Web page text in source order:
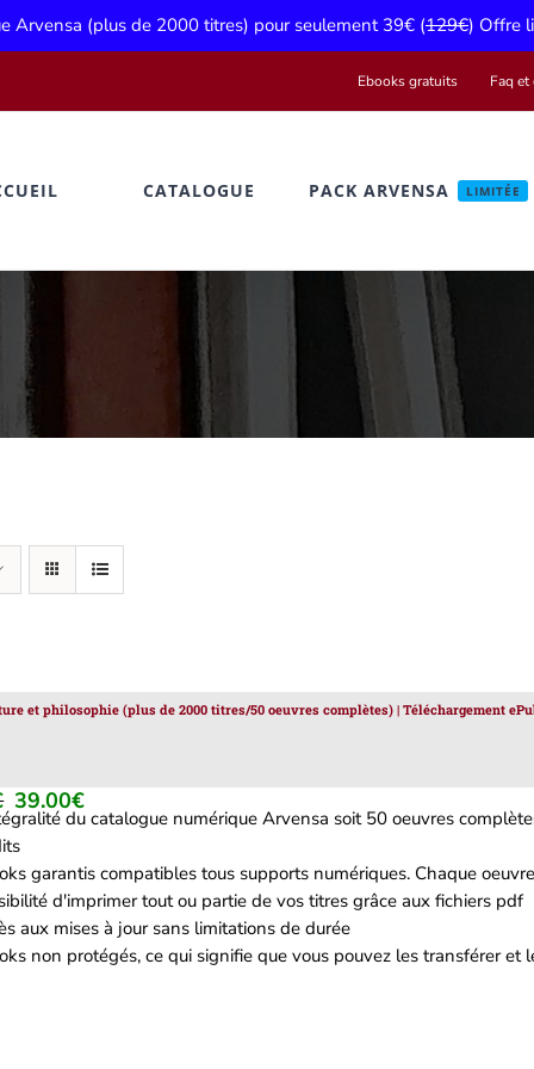
Arvensa (plus de 2000 titres) pour seulement 39€ (129€) Offre
Ebooks gratuits Faq
CATALOGUE PACK ARVENSA LIMITÉE
et philosophie (plus de 2000 titres/50 oeuvres complètes) | Téléchargement
Le
prix
initial
était :
129.00€.
39.00€Le
prix
est :
39.00€.
du catalogue numérique Arvensa soit 50 oeuvres
garantis compatibles tous supports numériques. Chaque
d'imprimer tout ou partie de vos titres grâce aux fichiers pdf
aux mises à jour sans limitations de durée
non protégés, ce qui signifie que vous pouvez les transférer et